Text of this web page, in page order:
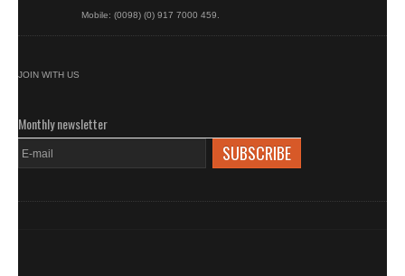
Mobile: (0098) (0) 917 7000 459.
JOIN WITH US
Monthly newsletter